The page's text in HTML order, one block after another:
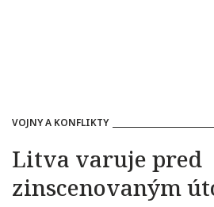
VOJNY A KONFLIKTY
Litva varuje pred
zinscenovaným